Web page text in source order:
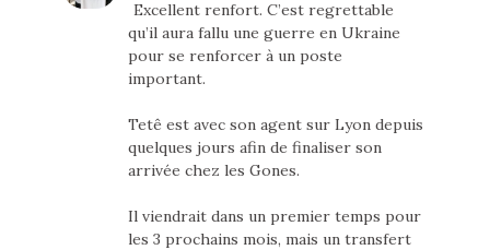
Excellent renfort. C’est regrettable
qu’il aura fallu une guerre en Ukraine
pour se renforcer à un poste
important.
Tetê est avec son agent sur Lyon depuis
quelques jours afin de finaliser son
arrivée chez les Gones.
Il viendrait dans un premier temps pour
les 3 prochains mois, mais un transfert